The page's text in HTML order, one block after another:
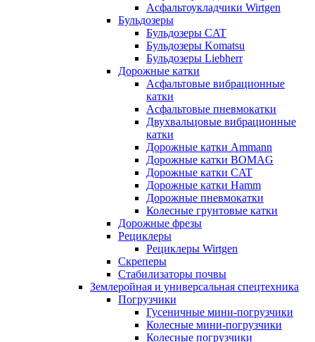
Асфальтоукладчики Wirtgen
Бульдозеры
Бульдозеры CAT
Бульдозеры Komatsu
Бульдозеры Liebherr
Дорожные катки
Асфальтовые вибрационные
катки
Асфальтовые пневмокатки
Двухвальцовые вибрационные
катки
Дорожные катки Ammann
Дорожные катки BOMAG
Дорожные катки CAT
Дорожные катки Hamm
Дорожные пневмокатки
Колесные грунтовые катки
Дорожные фрезы
Рециклеры
Рециклеры Wirtgen
Скреперы
Стабилизаторы почвы
Землеройная и универсальная спецтехника
Погрузчики
Гусеничные мини-погрузчики
Колесные мини-погрузчики
Колесные погрузчики